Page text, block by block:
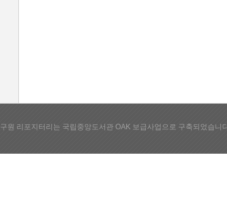
원 리포지터리는 국립중앙도서관 OAK 보급사업으로 구축되었습니